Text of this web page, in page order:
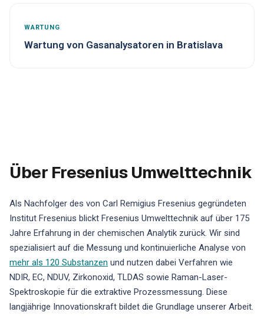
WARTUNG
Wartung von Gasanalysatoren in Bratislava
Über Fresenius Umwelttechnik
Als Nachfolger des von Carl Remigius Fresenius gegründeten
Institut Fresenius blickt Fresenius Umwelttechnik auf über 175
Jahre Erfahrung in der chemischen Analytik zurück. Wir sind
spezialisiert auf die Messung und kontinuierliche Analyse von
mehr als 120 Substanzen und nutzen dabei Verfahren wie
NDIR, EC, NDUV, Zirkonoxid, TLDAS sowie Raman-Laser-
Spektroskopie für die extraktive Prozessmessung. Diese
langjährige Innovationskraft bildet die Grundlage unserer Arbeit.